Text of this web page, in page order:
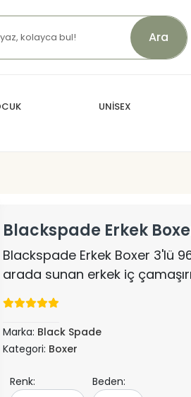
Ara
UNİSEX
Blackspade Erkek
Blackspade Erkek Boxer 3'lü
arada sunan erkek iç
Marka: Black Spade
Kategori: Boxer
Renk: Beden: